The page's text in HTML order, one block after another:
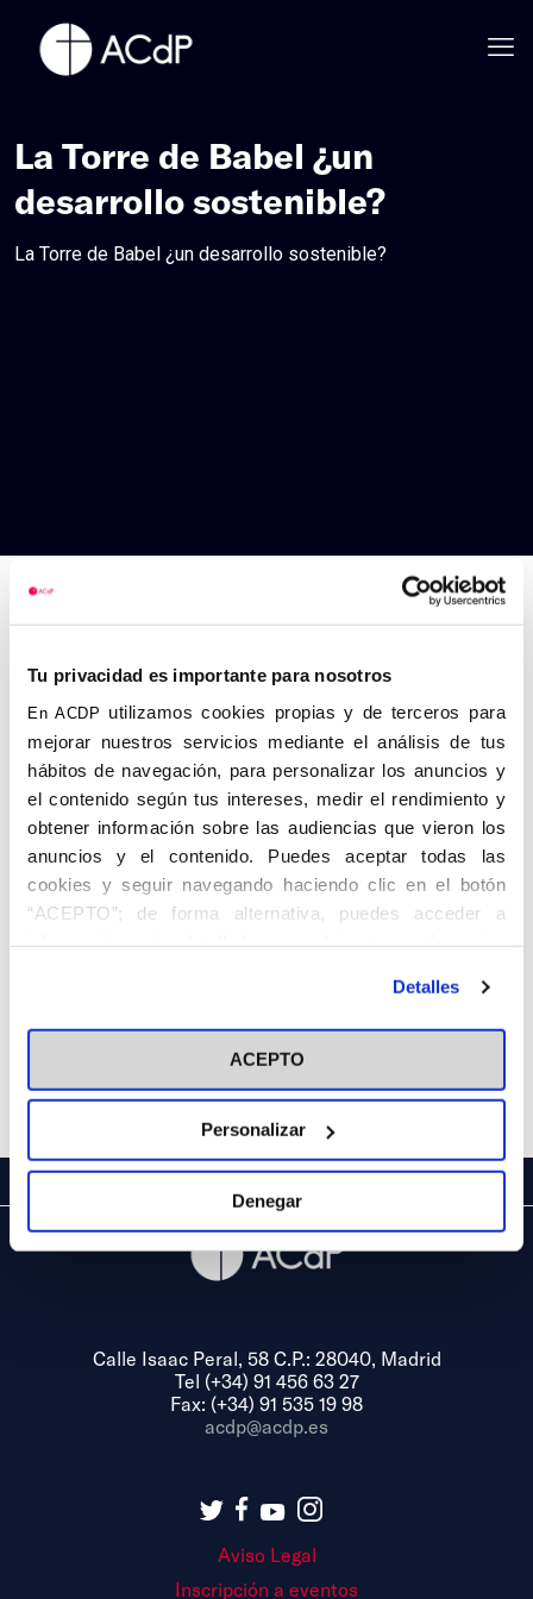
Tu privacidad es importante para nosotros
En ACDP utilizamos cookies propias y de terceros para
mejorar nuestros servicios mediante el análisis de tus
hábitos de navegación, para personalizar los anuncios y
el contenido según tus intereses, medir el rendimiento y
obtener información sobre las audiencias que vieron los
anuncios y el contenido. Puedes aceptar todas las
cookies y seguir navegando haciendo clic en el botón
“ACEPTO”; de forma alternativa, puedes acceder a
información más detallada y cambiar tus preferencias
en el botón "Personalizar". Para más información puedes
visitar nuestra Política de Cookies
Detalles
ACEPTO
Personalizar
Denegar
La Torre de Babel ¿un
desarrollo sostenible?
La Torre de Babel ¿un desarrollo sostenible?
Calle Isaac Peral, 58 C.P.: 28040, Madrid
Tel (+34) 91 456 63 27
Fax: (+34) 91 535 19 98
acdp@acdp.es
Aviso Legal
Inscripción a eventos